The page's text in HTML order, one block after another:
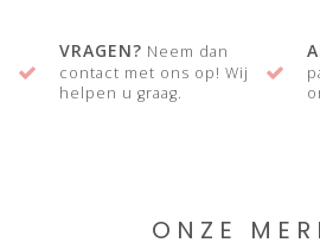
VRAGEN? Neem dan
contact met ons op! Wij
helpen u graag.
ONZE